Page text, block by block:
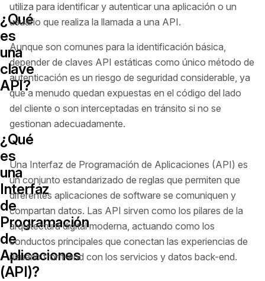
¿Qué
es
una
clave
API?
utiliza para identificar y autenticar una aplicación o un
usuario que realiza la llamada a una API.
Aunque son comunes para la identificación básica,
depender de claves API estáticas como único método de
autenticación es un riesgo de seguridad considerable, ya
que a menudo quedan expuestas en el código del lado
del cliente o son interceptadas en tránsito si no se
gestionan adecuadamente.
¿Qué
es
una
Interfaz
de
Programación
de
Aplicaciones
(API)?
Una Interfaz de Programación de Aplicaciones (API) es
un conjunto estandarizado de reglas que permiten que
diferentes aplicaciones de software se comuniquen y
compartan datos. Las API sirven como los pilares de la
arquitectura digital moderna, actuando como los
conductos principales que conectan las experiencias de
usuario front-end con los servicios y datos back-end.